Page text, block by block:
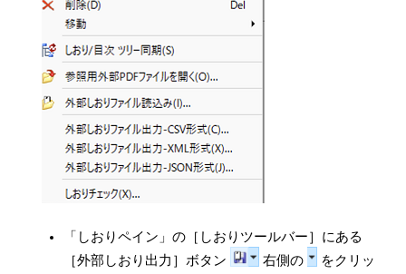
「しおりペイン」の［しおりツールバー］にある
［外部しおり出力］ボタン
右側の
をクリッ